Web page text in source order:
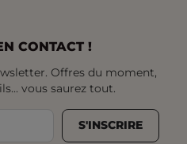
CONTACT !
Offres du moment,
vous saurez tout.
S'INSCRIRE